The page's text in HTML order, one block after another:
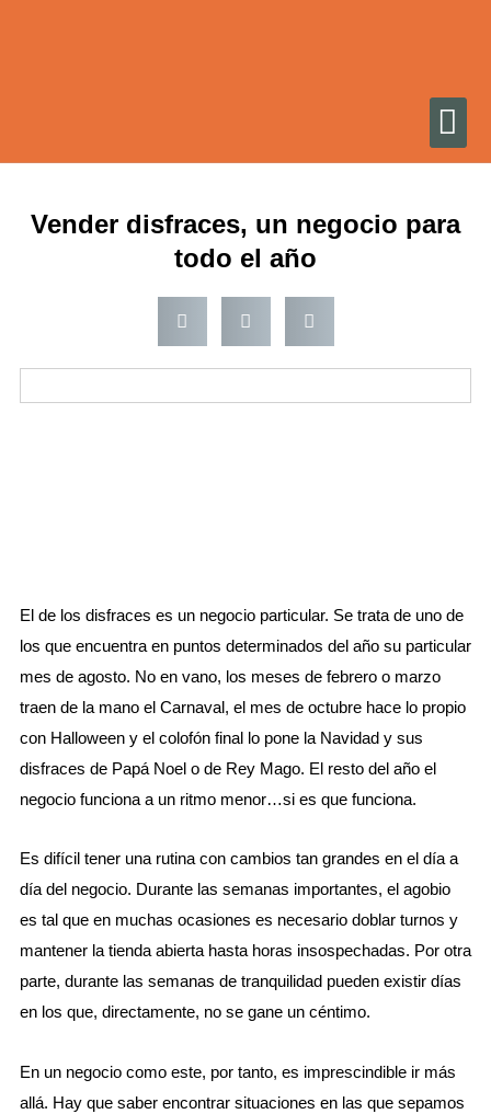
Vender disfraces, un negocio para
todo el año
El de los disfraces es un negocio particular. Se trata de uno de
los que encuentra en puntos determinados del año su particular
mes de agosto. No en vano, los meses de febrero o marzo
traen de la mano el Carnaval, el mes de octubre hace lo propio
con Halloween y el colofón final lo pone la Navidad y sus
disfraces de Papá Noel o de Rey Mago. El resto del año el
negocio funciona a un ritmo menor…si es que funciona.
Es difícil tener una rutina con cambios tan grandes en el día a
día del negocio. Durante las semanas importantes, el agobio
es tal que en muchas ocasiones es necesario doblar turnos y
mantener la tienda abierta hasta horas insospechadas. Por otra
parte, durante las semanas de tranquilidad pueden existir días
en los que, directamente, no se gane un céntimo.
En un negocio como este, por tanto, es imprescindible ir más
allá. Hay que saber encontrar situaciones en las que sepamos